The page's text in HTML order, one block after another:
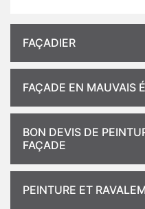
FAÇADIER
FAÇADE EN MAUVAIS
BON DEVIS DE
FAÇADE
PEINTURE ET